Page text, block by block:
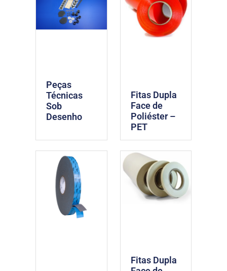
Peças
Técnicas
Sob
Desenho
Fitas Dupla
Face de
Poliéster –
PET
Fitas Dupla